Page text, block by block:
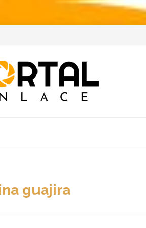
guajira